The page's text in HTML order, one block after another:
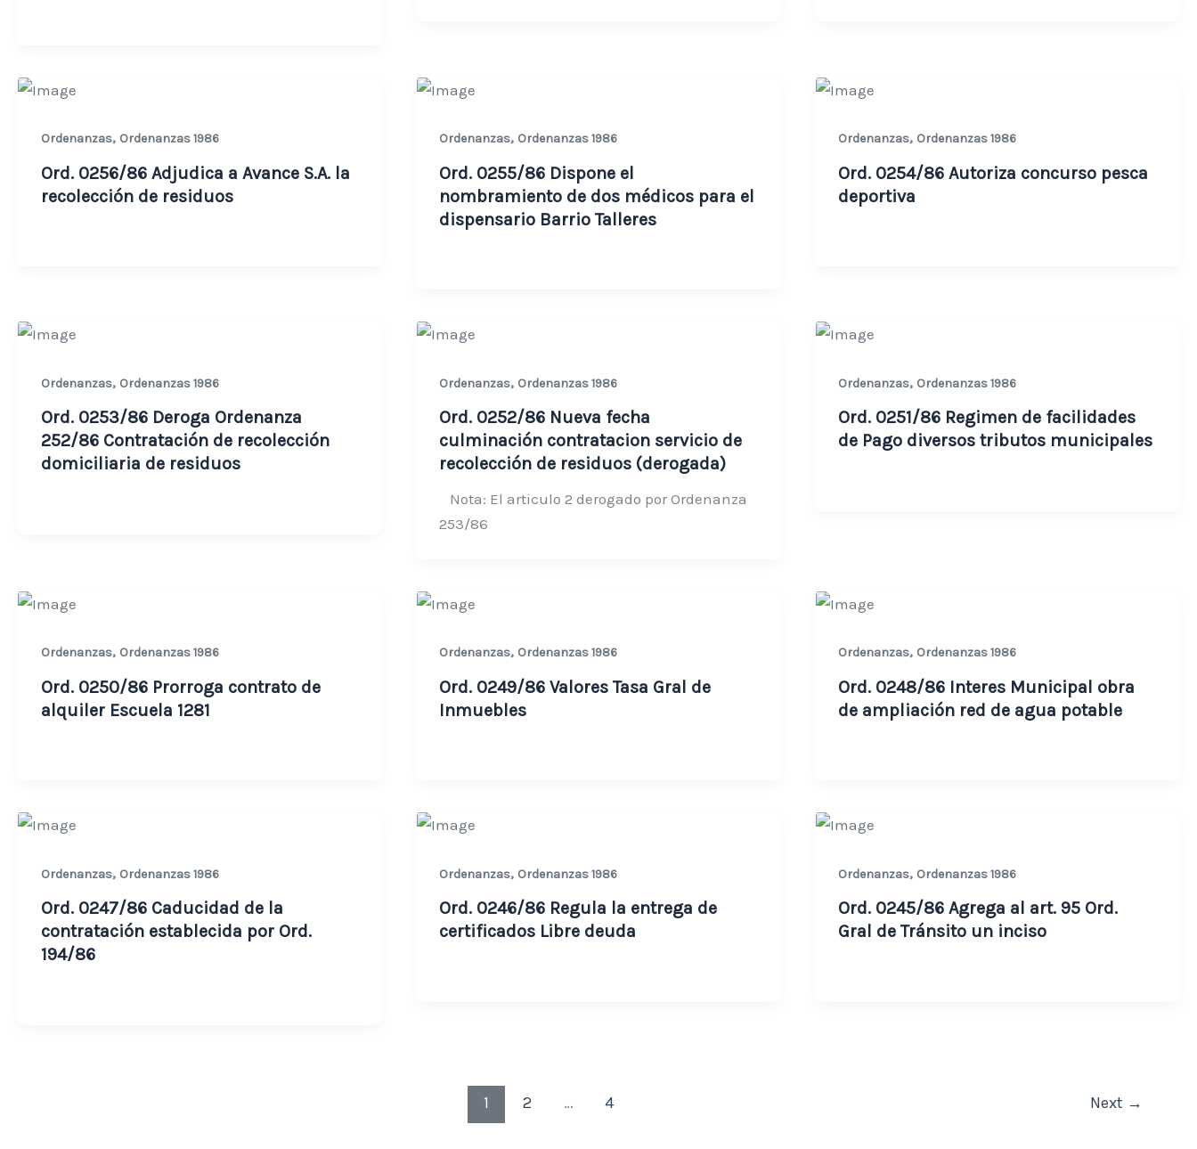
Ordenanzas, Ordenanzas 1986
Ord. 0256/86 Adjudica a Avance S.A. la
recolección de residuos
Ordenanzas, Ordenanzas 1986
Ord. 0255/86 Dispone el
nombramiento de dos médicos para el
dispensario Barrio Talleres
Ordenanzas, Ordenanzas 1986
Ord. 0254/86 Autoriza concurso pesca
deportiva
Ordenanzas, Ordenanzas 1986
Ord. 0253/86 Deroga Ordenanza
252/86 Contratación de recolección
domiciliaria de residuos
Ordenanzas, Ordenanzas 1986
Ord. 0252/86 Nueva fecha
culminación contratacion servicio de
recolección de residuos (derogada)
Nota: El articulo 2 derogado por Ordenanza
253/86
Ordenanzas, Ordenanzas 1986
Ord. 0251/86 Regimen de facilidades
de Pago diversos tributos municipales
Ordenanzas, Ordenanzas 1986
Ord. 0250/86 Prorroga contrato de
alquiler Escuela 1281
Ordenanzas, Ordenanzas 1986
Ord. 0249/86 Valores Tasa Gral de
Inmuebles
Ordenanzas, Ordenanzas 1986
Ord. 0248/86 Interes Municipal obra
de ampliación red de agua potable
Ordenanzas, Ordenanzas 1986
Ord. 0247/86 Caducidad de la
contratación establecida por Ord.
194/86
Ordenanzas, Ordenanzas 1986
Ord. 0246/86 Regula la entrega de
certificados Libre deuda
Ordenanzas, Ordenanzas 1986
Ord. 0245/86 Agrega al art. 95 Ord.
Gral de Tránsito un inciso
1 2 … 4 Next →